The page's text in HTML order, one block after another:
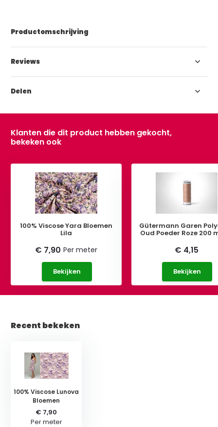
Productomschrijving
Reviews
Delen
Klanten die dit product hebben gekocht,
bekeken ook
100% Viscose Yara Bloemen
Lila
€ 7,90 Per meter
Bekijken
Gütermann Garen
Oud Poeder Roze 200
€ 4,15
Bekijken
Recent bekeken
100% Viscose Lunova
Bloemen
€ 7,90
Per meter